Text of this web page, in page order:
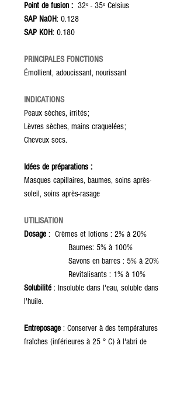
Point de fusion : 32º - 35º Celsius
SAP NaOH: 0.128
SAP KOH: 0.180
PRINCIPALES FONCTIONS
Émollient, adoucissant, nourissant
INDICATIONS
Peaux sèches, irrités;
Lèvres sèches, mains craquelées;
Cheveux secs.
Idées de préparations :
Masques capillaires, baumes, soins après-
soleil, soins après-rasage
UTILISATION
Dosage : Crèmes et lotions : 2% à 20%
Baumes: 5% à 100%
Savons en barres : 5% à 20%
Revitalisants : 1% à 10%
Solubilité : Insoluble dans l'eau, soluble dans
l'huile.
Entreposage : Conserver à des températures
fraîches (inférieures à 25 ° C) à l'abri de